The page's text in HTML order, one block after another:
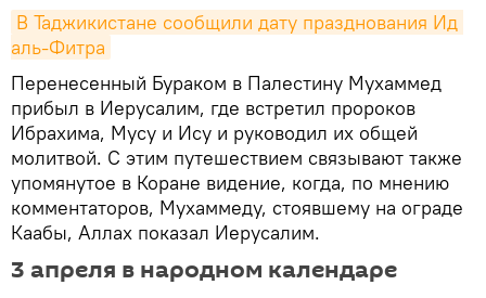
В Таджикистане сообщили дату празднования Ид
аль-Фитра
Перенесенный Бураком в Палестину Мухаммед
прибыл в Иерусалим, где встретил пророков
Ибрахима, Мусу и Ису и руководил их общей
молитвой. С этим путешествием связывают также
упомянутое в Коране видение, когда, по мнению
комментаторов, Мухаммеду, стоявшему на ограде
Каабы, Аллах показал Иерусалим.
3 апреля в народном календаре